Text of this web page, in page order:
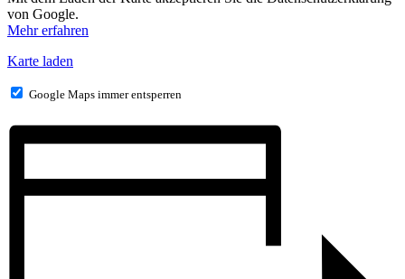
von Google.
Mehr erfahren
Karte laden
Google Maps immer entsperren